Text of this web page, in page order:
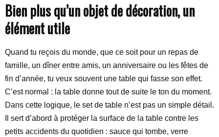
Bien plus qu’un objet de décoration, un
élément utile
Quand tu reçois du monde, que ce soit pour un repas de
famille, un dîner entre amis, un anniversaire ou les fêtes de
fin d’année, tu veux souvent une table qui fasse son effet.
C’est normal : la table donne tout de suite le ton du moment.
Dans cette logique, le set de table n’est pas un simple détail.
Il sert d’abord à protéger la surface de la table contre les
petits accidents du quotidien : sauce qui tombe, verre